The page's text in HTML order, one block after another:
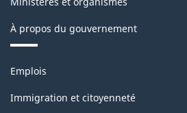
À propos du gouvernement
Thèmes
sujets
Emplois
Immigration et citoyenneté